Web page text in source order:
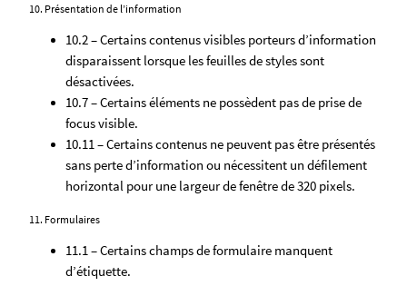
10. Présentation de l’information
10.2 – Certains contenus visibles porteurs d’information
disparaissent lorsque les feuilles de styles sont
désactivées.
10.7 – Certains éléments ne possèdent pas de prise de
focus visible.
10.11 – Certains contenus ne peuvent pas être présentés
sans perte d’information ou nécessitent un défilement
horizontal pour une largeur de fenêtre de 320 pixels.
11. Formulaires
11.1 – Certains champs de formulaire manquent
d’étiquette.